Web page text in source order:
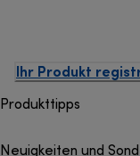
Ihr Produkt
Produkttipps
Neuigkeiten und